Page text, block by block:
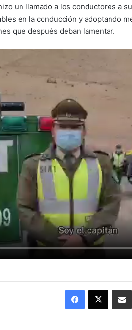
un llamado a los conductores a
en la conducción y adoptando
que después deban lamentar.
Facebook
X